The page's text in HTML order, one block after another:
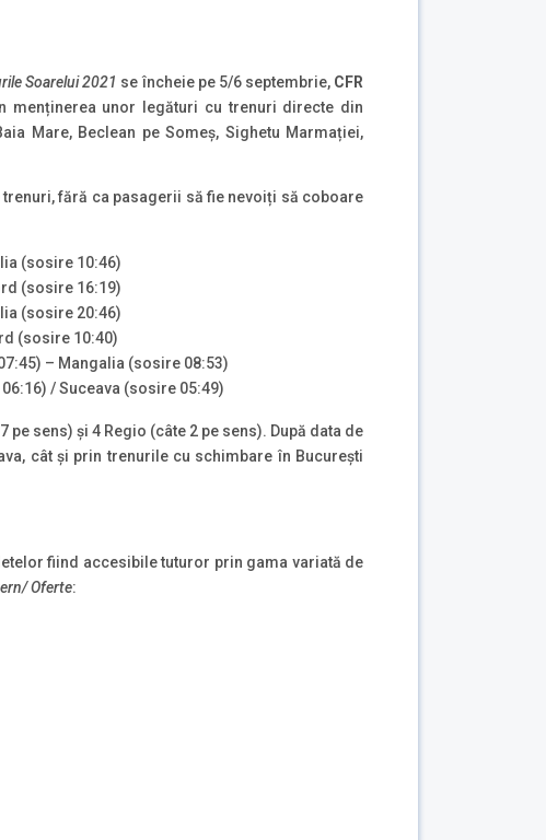
Soarelui 2021 se încheie pe 5/6 septembrie, CFR
menținerea unor legături cu trenuri directe din
Mare, Beclean pe Someș, Sighetu Marmației,
fără ca pasagerii să fie nevoiți să coboare
(sosire 10:46)
(sosire 16:19)
(sosire 20:46)
(sosire 10:40)
– Mangalia (sosire 08:53)
/ Suceava (sosire 05:49)
sens) şi 4 Regio (câte 2 pe sens). După data de
cât și prin trenurile cu schimbare în București
fiind accesibile tuturor prin gama variată de
Oferte: